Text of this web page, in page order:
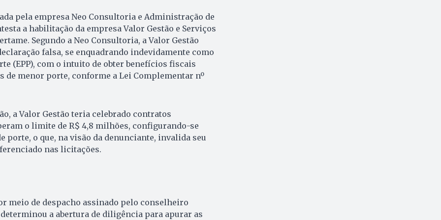
pela empresa Neo Consultoria e Administração de
a habilitação da empresa Valor Gestão e Serviços
Segundo a Neo Consultoria, a Valor Gestão
falsa, se enquadrando indevidamente como
(EPP), com o intuito de obter benefícios fiscais
de menor porte, conforme a Lei Complementar nº
a Valor Gestão teria celebrado contratos
o limite de R$ 4,8 milhões, configurando-se
porte, o que, na visão da denunciante, invalida seu
nas licitações.
meio de despacho assinado pelo conselheiro
a abertura de diligência para apurar as